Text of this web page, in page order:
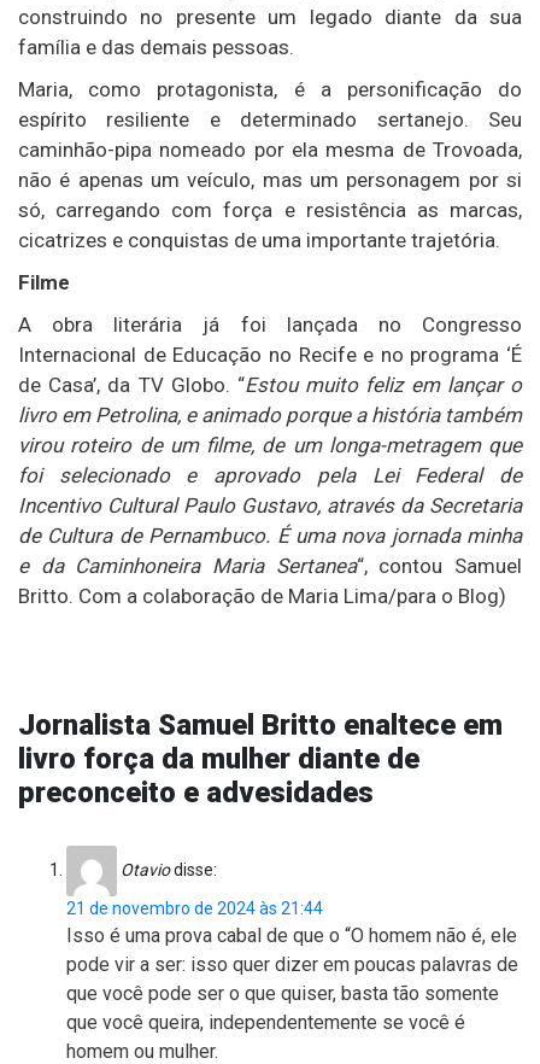
construindo no presente um legado diante da sua
família e das demais pessoas.
Maria, como protagonista, é a personificação do
espírito resiliente e determinado sertanejo. Seu
caminhão-pipa nomeado por ela mesma de Trovoada,
não é apenas um veículo, mas um personagem por si
só, carregando com força e resistência as marcas,
cicatrizes e conquistas de uma importante trajetória.
Filme
A obra literária já foi lançada no Congresso
Internacional de Educação no Recife e no programa ‘É
de Casa’, da TV Globo. “Estou muito feliz em lançar o
livro em Petrolina, e animado porque a história também
virou roteiro de um filme, de um longa-metragem que
foi selecionado e aprovado pela Lei Federal de
Incentivo Cultural Paulo Gustavo, através da Secretaria
de Cultura de Pernambuco. É uma nova jornada minha
e da Caminhoneira Maria Sertanea“, contou Samuel
Britto. Com a colaboração de Maria Lima/para o Blog)
Jornalista Samuel Britto enaltece em
livro força da mulher diante de
preconceito e advesidades
Otaviodisse:
21 de novembro de 2024 às 21:44
Isso é uma prova cabal de que o “O homem não é, ele
pode vir a ser: isso quer dizer em poucas palavras de
que você pode ser o que quiser, basta tão somente
que você queira, independentemente se você é
homem ou mulher.